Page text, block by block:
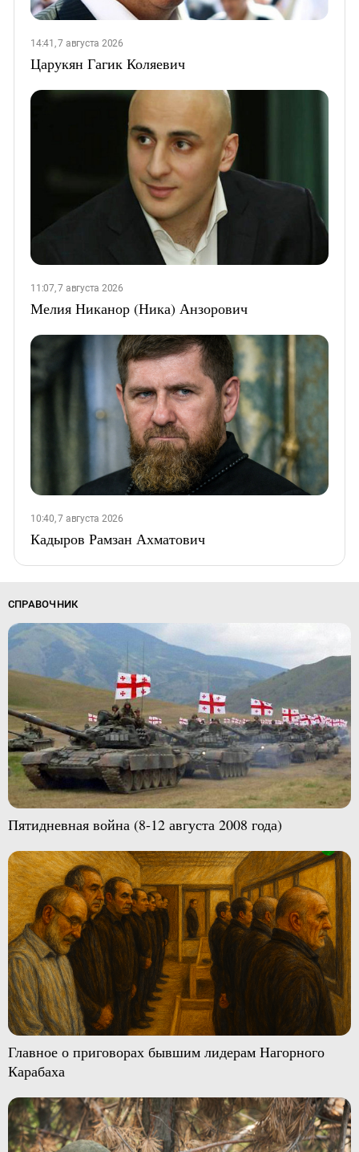
14:41, 7 августа 2026
Царукян Гагик Коляевич
11:07, 7 августа 2026
Мелия Никанор (Ника) Анзорович
10:40, 7 августа 2026
Кадыров Рамзан Ахматович
СПРАВОЧНИК
Пятидневная война (8-12 августа 2008 года)
Главное о приговорах бывшим лидерам Нагорного
Карабаха